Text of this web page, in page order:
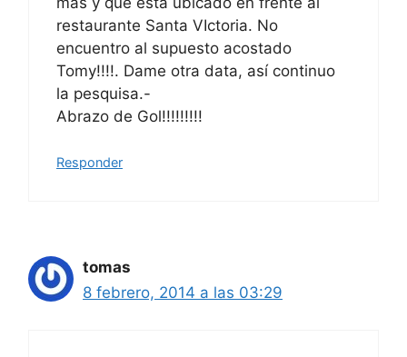
restaurante Santa VIctoria. No
encuentro al supuesto acostado
Tomy!!!!. Dame otra data, así continuo
la pesquisa.-
Abrazo de Gol!!!!!!!!!
Responder
tomas
8 febrero, 2014 a las 03:29